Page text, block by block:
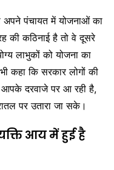
अपने पंचायत में योजनाओं का
की कठिनाई है तो वे दूसरे
लाभुकों को योजना का
कहा कि सरकार लोगों की
दरवाजे पर आ रही है,
पर उतारा जा सके।
आय में हुई है